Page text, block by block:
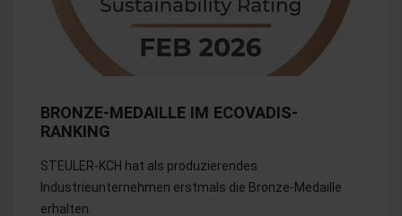
BRONZE-MEDAILLE IM ECOVADIS-
RANKING
STEULER-KCH hat als produzierendes
Industrieunternehmen erstmals die Bronze-Medaille
erhalten.